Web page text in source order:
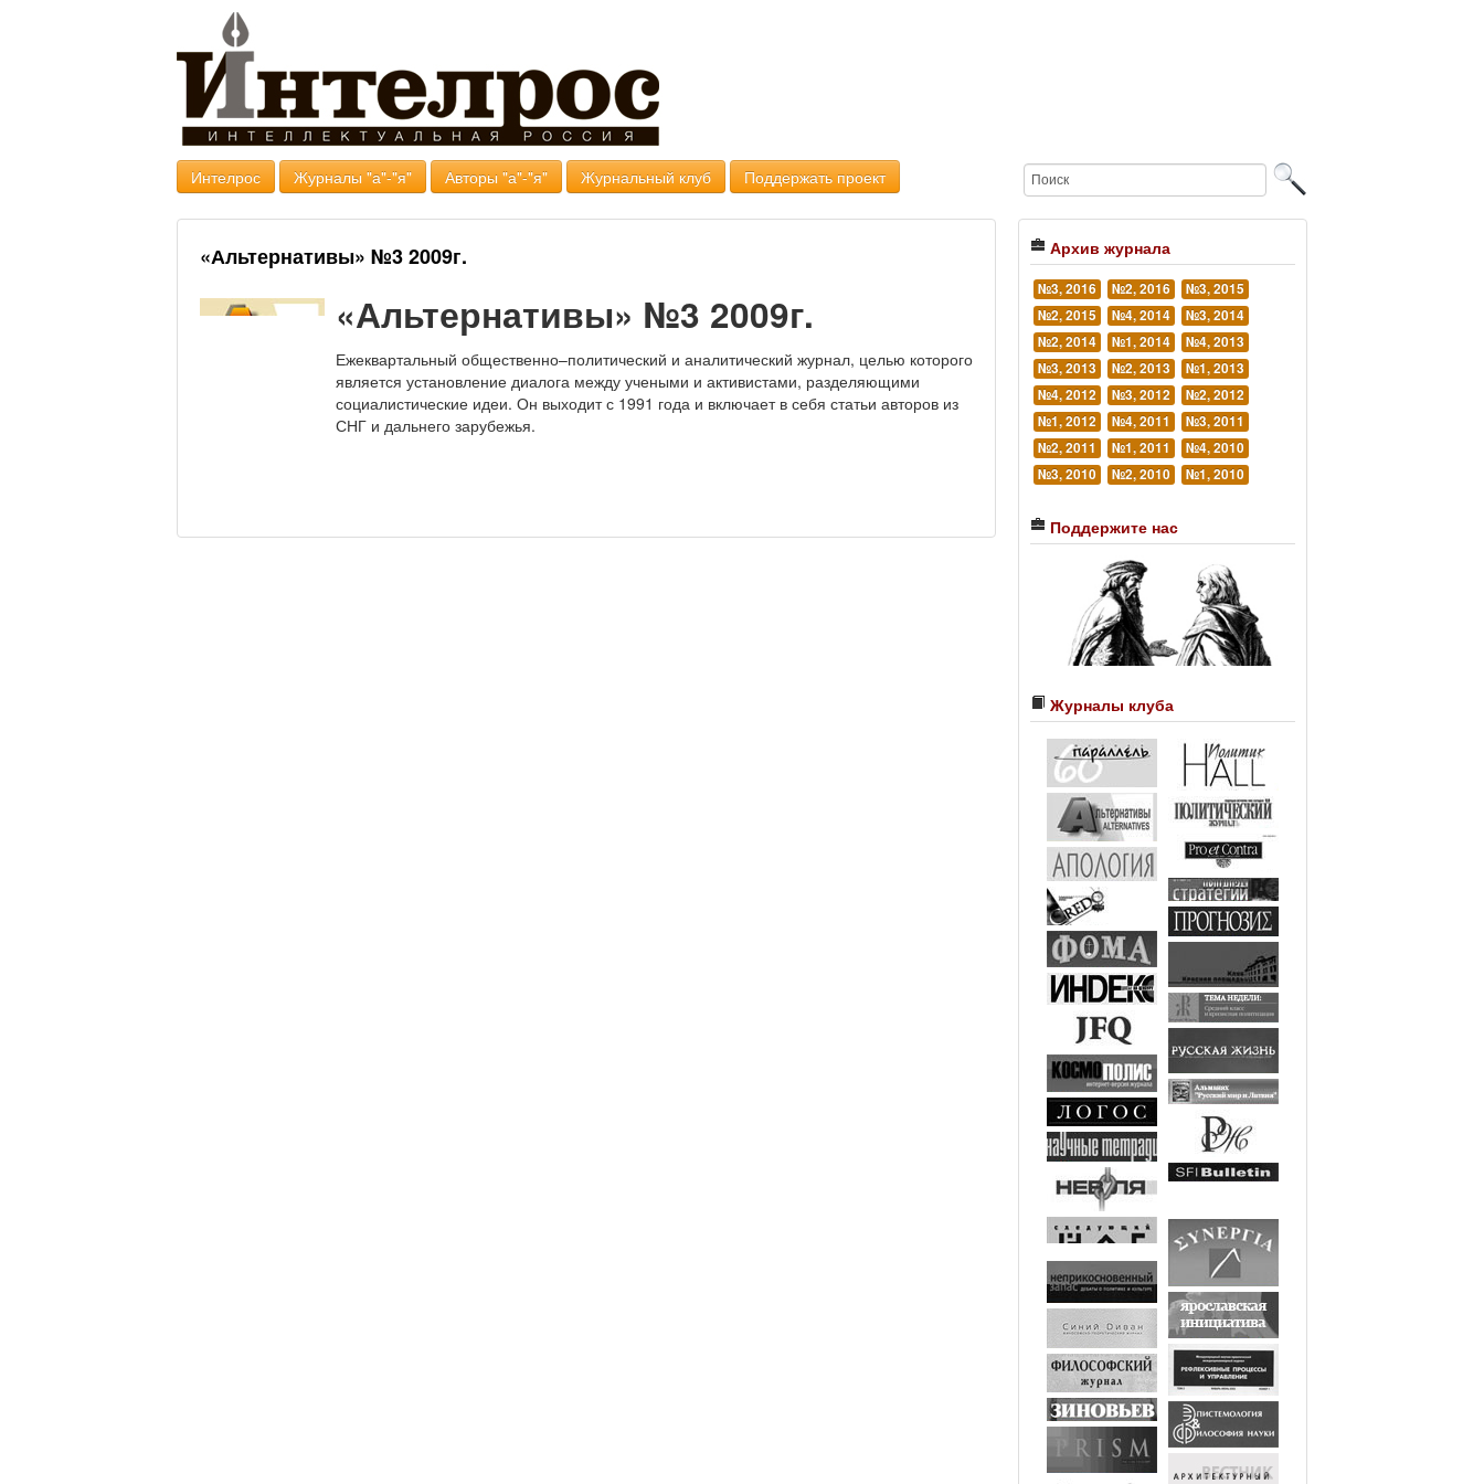
Интелрос Журналы "а"-"я" Авторы "а"-"я" Журнальный клуб Поддержать проект
«Альтернативы» №3 2009г.
«Альтернативы» №3 2009г.
Ежеквартальный общественно–политический и аналитический журнал, целью которого
является установление диалога между учеными и активистами, разделяющими
социалистические идеи. Он выходит с 1991 года и включает в себя статьи авторов из
СНГ и дальнего зарубежья.
Архив журнала
№3, 2016 №2, 2016
№3, 2015
№2, 2015
№4, 2014
№3, 2014
№2, 2014
№1, 2014
№4, 2013
№3, 2013
№2, 2013
№1, 2013
№4, 2012
№3, 2012
№2, 2012
№1, 2012
№4, 2011
№3, 2011
№2, 2011
№1, 2011
№4, 2010
№3, 2010
№2, 2010 №1, 2010
Поддержите нас
Журналы клуба